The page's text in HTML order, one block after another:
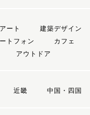
アート 建築デザイン
トフォン カフェ
アウトドア
近畿 中国・四国